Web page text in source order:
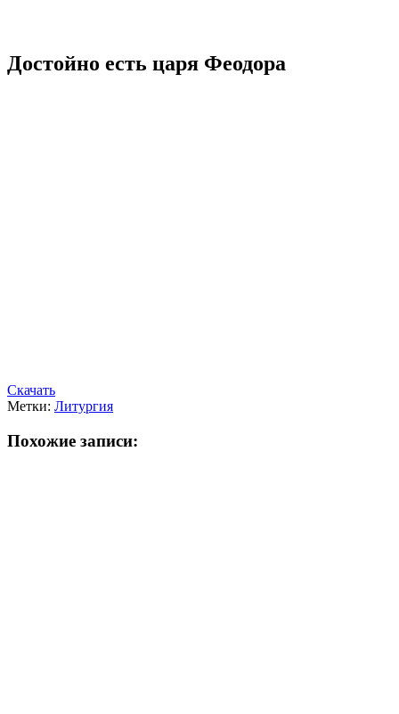
Достойно есть царя Феодора
Скачать
Метки: Литургия
Похожие записи: